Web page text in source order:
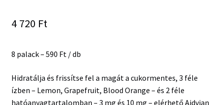
4 720 Ft
8 palack – 590 Ft / db
Hidratálja és frissítse fel a magát a cukormentes, 3 féle
ízben – Lemon, Grapefruit, Blood Orange – és 2 féle
hatóanyagtartalomban – 3 mg és 10 mg – elérhető Aidvian